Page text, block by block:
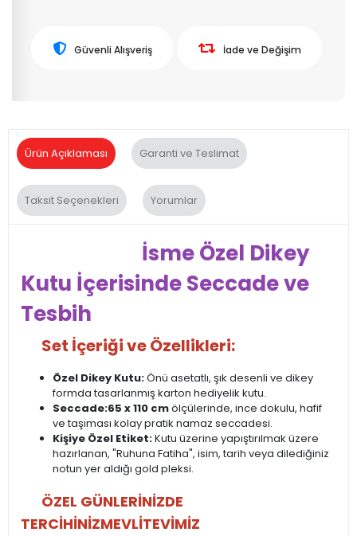
Güvenli Alışveriş İade ve Değişim
Ürün Açıklaması Garanti ve Teslimat
Taksit Seçenekleri Yorumlar
İsme Özel Dikey
Kutu İçerisinde Seccade ve
Tesbih
Set İçeriği ve Özellikleri:
Özel Dikey Kutu:Önü asetatlı, şık desenli ve dikey
formda tasarlanmış karton hediyelik kutu.
Seccade:65 x 110 cmölçülerinde, ince dokulu, hafif
ve taşıması kolay pratik namaz seccadesi.
Kişiye Özel Etiket:Kutu üzerine yapıştırılmak üzere
hazırlanan, "Ruhuna Fatiha", isim, tarih veya dilediğiniz
notun yer aldığı gold pleksi.
ÖZEL GÜNLERİNİZDE
TERCİHİNİZMEVLİTEVİMİZ